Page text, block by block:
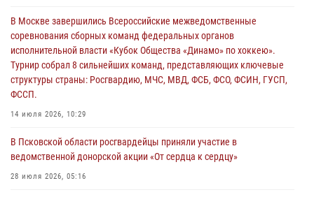
улицу Труда
31 июля 2026, 13:53
В Санкт-Петербурге прошел окружной этап ежегодного
Всероссийского конкурса профессионального мастерства среди
сотрудников вневедомственной охраны Росгвардии, Псковские
Росгвардейцы одержали победу
В Москве завершились Всероссийские межведомственные
соревнования сборных команд федеральных органов
исполнительной власти «Кубок Общества «Динамо» по хоккею».
Турнир собрал 8 сильнейших команд, представляющих ключевые
структуры страны: Росгвардию, МЧС, МВД, ФСБ, ФСО, ФСИН, ГУСП,
ФССП.
14 июля 2026, 10:29
В Псковской области росгвардейцы приняли участие в
ведомственной донорской акции «От сердца к сердцу»
28 июля 2026, 05:16